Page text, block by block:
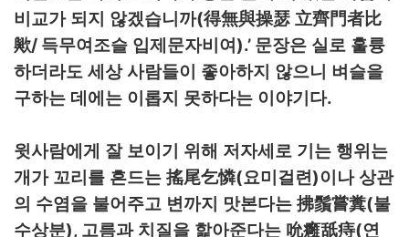
비교가 되지 않겠습니까(得無與操瑟 立齊門者比
歟/ 득무여조슬 입제문자비여).’ 문장은 실로 훌륭
하더라도 세상 사람들이 좋아하지 않으니 벼슬을
구하는 데에는 이롭지 못하다는 이야기다.
윗사람에게 잘 보이기 위해 저자세로 기는 행위는
개가 꼬리를 흔드는 搖尾乞憐(요미걸련)이나 상관
의 수염을 불어주고 변까지 맛본다는 拂鬚嘗糞(불
수상분), 고름과 치질을 핥아준다는 吮癰舐痔(연